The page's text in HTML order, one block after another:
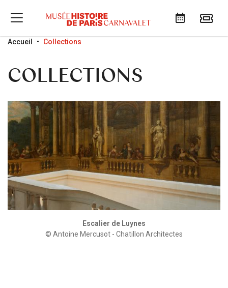
Go to menu
Go to content
Go to search
Accueil Collections
COLLECTIONS
Escalier de Luynes
© Antoine Mercusot - Chatillon Architectes